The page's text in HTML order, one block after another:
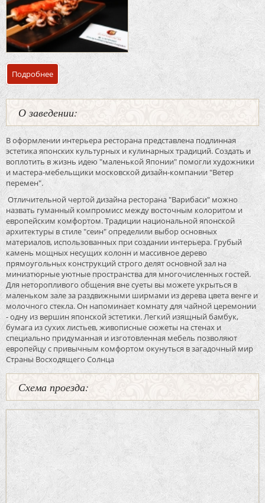
Подробнее о Банкетный зал ресторан «Варибаси»
О заведении:
В оформлении интерьера ресторана представлена подлинная
эстетика японских культурных и кулинарных традиций. Создать и
воплотить в жизнь идею "маленькой Японии" помогли художники
и мастера-мебельщики московской дизайн-компании "Ветер
перемен".
Отличительной чертой дизайна ресторана "Варибаси" можно
назвать гуманный компромисс между восточным колоритом и
европейским комфортом. Традиции национальной японской
архитектуры в стиле "сеин" определили выбор основных
материалов, использованных при создании интерьера. Грубый
камень мощных несущих колонн и массивное дерево
прямоугольных конструкций строго делят основной зал на
миниатюрные уютные пространства для многочисленных гостей.
Для неторопливого общения вне суеты вы можете укрыться в
маленьком зале за раздвижными ширмами из дерева цвета венге и
молочного стекла. Он напоминает комнату для чайной церемонии
- одну из вершин японской эстетики. Легкий изящный бамбук,
бумага из сухих листьев, живописные сюжеты на стенах и
специально придуманная и изготовленная мебель позволяют
европейцу с привычным комфортом окунуться в загадочный мир
Страны Восходящего Солнца
Схема проезда: